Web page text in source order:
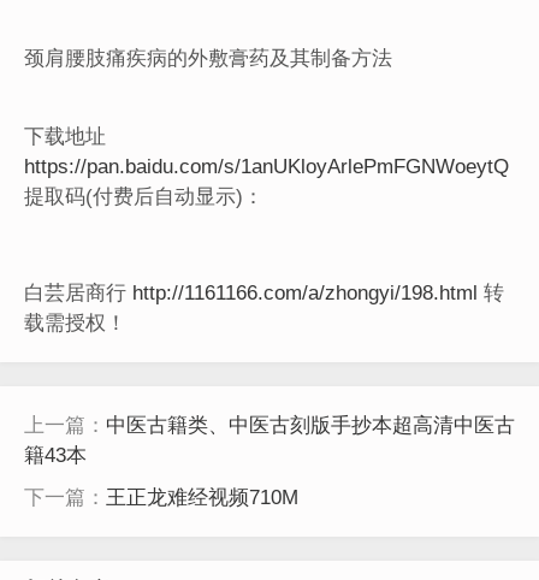
颈肩腰肢痛疾病的外敷膏药及其制备方法
下载地址
https://pan.baidu.com/s/1anUKloyArlePmFGNWoeytQ
提取码(付费后自动显示)：
白芸居商行 http://1161166.com/a/zhongyi/198.html 转
载需授权！
上一篇： 中医古籍类、中医古刻版手抄本超高清中医古
籍43本
下一篇： 王正龙难经视频710M